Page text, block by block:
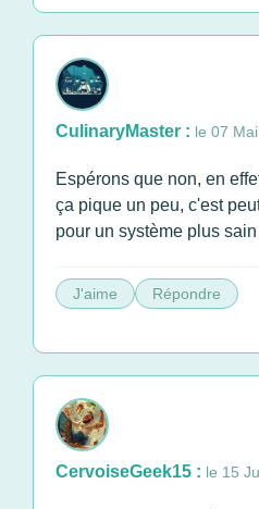
CulinaryMaster : le 07
Espérons que non, en
ça pique un peu, c'est
pour un système plus
J'aime Répondre
CervoiseGeek15 : le 15